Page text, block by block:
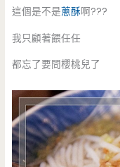
這個是不是蔥酥啊???
我只顧著餵任任
都忘了要問櫻桃兒了